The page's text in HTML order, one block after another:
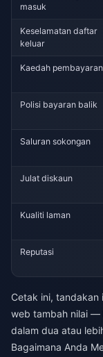
masuk
Keselamatan daftar
keluar
Kaedah pembayaran
Polisi bayaran balik
Saluran sokongan
Julat diskaun
Kualiti laman
Reputasi
Cetak ini, tandakan
web tambah nilai —
dalam dua atau
Bagaimana Anda